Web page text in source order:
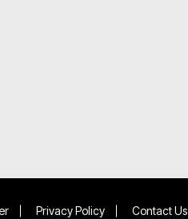
Privacy Policy Contact Us